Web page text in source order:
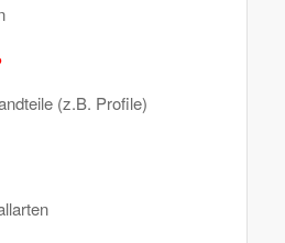
(z.B. Profile)